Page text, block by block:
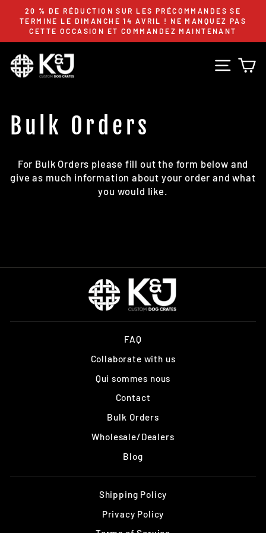
Passer
contenu
Diaporama
20 % DE RÉDUCTION SUR LES PRÉCOMMANDES SE
TERMINE LE DIMANCHE 14 AVRIL ! NE MANQUEZ PAS
CETTE OCCASION ET COMMANDEZ MAINTENANT
Bulk Orders
For Bulk Orders please fill out the form below and
give as much information about your order and what
you would like.
FAQ
Collaborate with us
Qui sommes nous
Contact
Bulk Orders
Wholesale/Dealers
Blog
Shipping Policy
Privacy Policy